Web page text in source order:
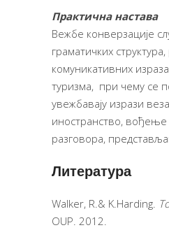
Практична настава
Вежбе конверзације
граматичких
комуникативних
туризма, при чему се
увежбавају изрази
иностранство,
разговора,
Литература
Walker, R.& K.Harding.
OUP. 2012.